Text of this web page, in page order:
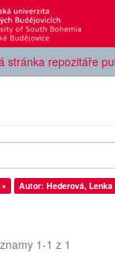
stránka repozitáře
Autor: Hederová, Lenka
1-1 z 1